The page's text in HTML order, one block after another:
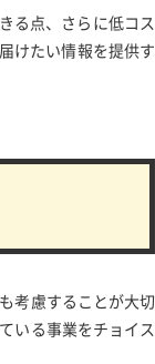
る点、さらに低コス
けたい情報を提供す
考慮することが大切
いる事業をチョイス